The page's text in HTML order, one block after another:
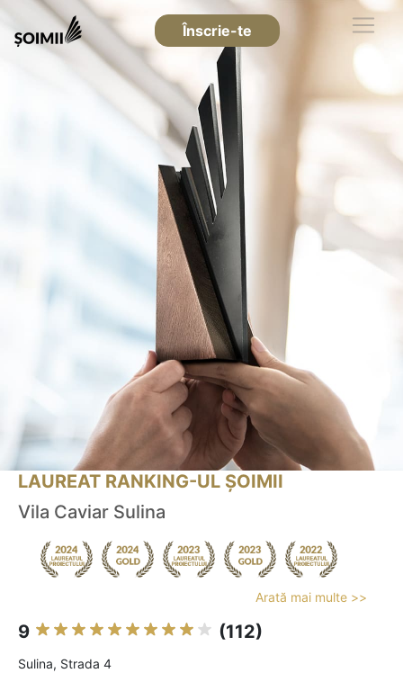
Înscrie-te
LAUREAT RANKING-UL ȘOIMII
Vila Caviar Sulina
Arată mai multe >>
9 (112)
Sulina, Strada 4